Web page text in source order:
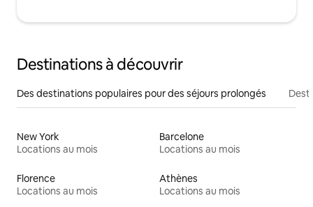
Destinations à découvrir
Des destinations populaires pour des séjours prolongés
New York
Locations au mois
Barcelone
Locations au mois
Florence
Locations au mois
Athènes
Locations au mois